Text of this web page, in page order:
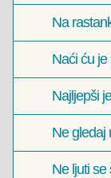
Na
Naći ću
Najljepši
Ne gledaj
Ne ljuti